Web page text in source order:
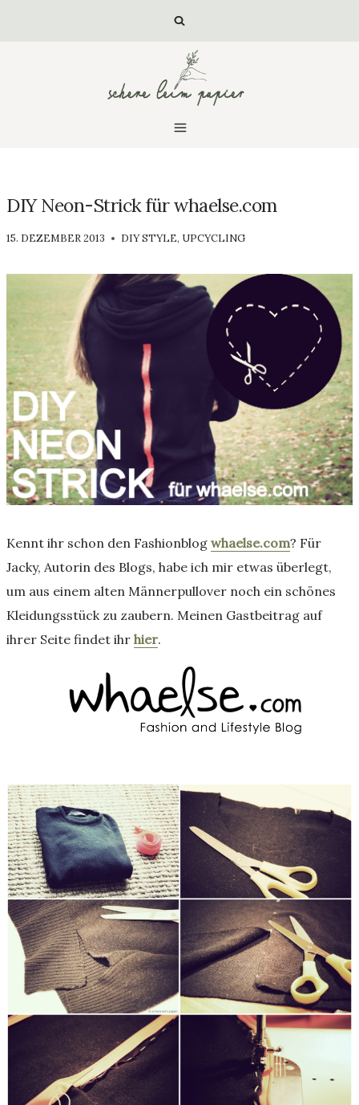
DIY Neon-Strick für whaelse.com
VON
15. DEZEMBER 2013 DIY STYLE, UPCYCLING
Kennt ihr schon den Fashionblog whaelse.com? Für
Jacky, Autorin des Blogs, habe ich mir etwas überlegt,
um aus einem alten Männerpullover noch ein schönes
Kleidungsstück zu zaubern. Meinen Gastbeitrag auf
ihrer Seite findet ihr hier.